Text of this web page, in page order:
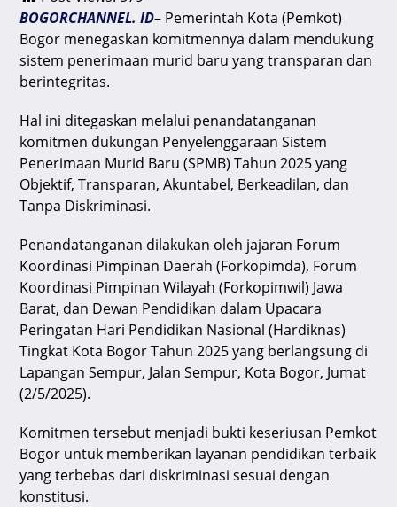
at
s
A
p
p
c
e
b
o
o
k
e
gr
a
ai
l
e
a
d
BOGORCHANNEL. ID– Pemerintah Kota (Pemkot)
Bogor menegaskan komitmennya dalam mendukung
sistem penerimaan murid baru yang transparan dan
berintegritas.
Hal ini ditegaskan melalui penandatanganan
komitmen dukungan Penyelenggaraan Sistem
Penerimaan Murid Baru (SPMB) Tahun 2025 yang
Objektif, Transparan, Akuntabel, Berkeadilan, dan
Tanpa Diskriminasi.
Penandatanganan dilakukan oleh jajaran Forum
Koordinasi Pimpinan Daerah (Forkopimda), Forum
Koordinasi Pimpinan Wilayah (Forkopimwil) Jawa
Barat, dan Dewan Pendidikan dalam Upacara
Peringatan Hari Pendidikan Nasional (Hardiknas)
Tingkat Kota Bogor Tahun 2025 yang berlangsung di
Lapangan Sempur, Jalan Sempur, Kota Bogor, Jumat
(2/5/2025).
Komitmen tersebut menjadi bukti keseriusan Pemkot
Bogor untuk memberikan layanan pendidikan terbaik
yang terbebas dari diskriminasi sesuai dengan
konstitusi.